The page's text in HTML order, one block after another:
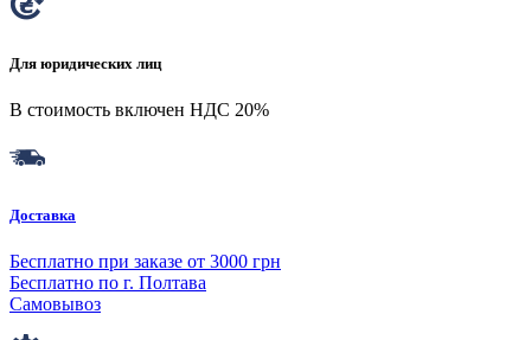
Для юридических лиц
В стоимость включен НДС 20%
Доставка
Бесплатно при заказе от 3000 грн
Бесплатно по г. Полтава
Самовывоз